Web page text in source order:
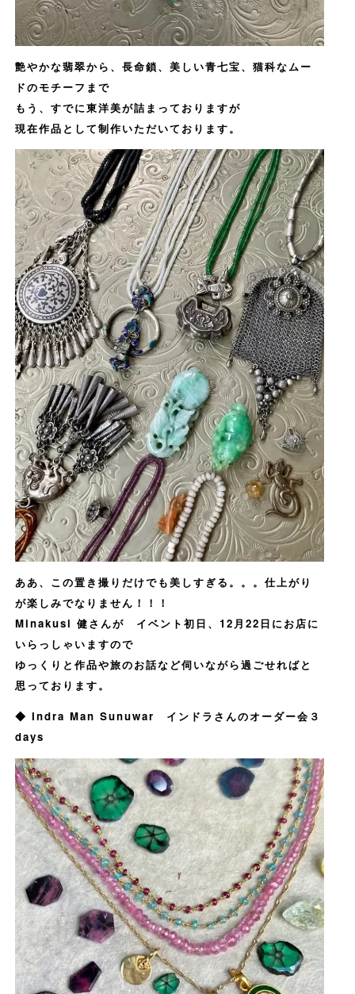
艶やかな翡翠から、長命鎖、美しい青七宝、猫科なムー
ドのモチーフまで
もう、すでに東洋美が詰まっておりますが
現在作品として制作いただいております。
ああ、この置き撮りだけでも美しすぎる。。。仕上がり
が楽しみでなりません！！！
Minakusi 健さんが イベント初日、12月22日にお店に
いらっしゃいますので
ゆっくりと作品や旅のお話など伺いながら過ごせればと
思っております。
◆ Indra Man Sunuwar インドラさんのオーダー会３
days